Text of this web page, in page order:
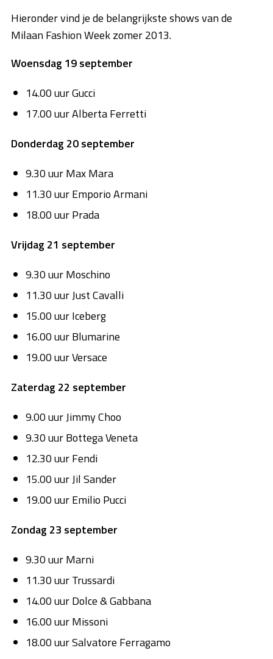
Hieronder vind je de belangrijkste shows van de
Milaan Fashion Week zomer 2013.
Woensdag 19 september
14.00 uur Gucci
17.00 uur Alberta Ferretti
Donderdag 20 september
9.30 uur Max Mara
11.30 uur Emporio Armani
18.00 uur Prada
Vrijdag 21 september
9.30 uur Moschino
11.30 uur Just Cavalli
15.00 uur Iceberg
16.00 uur Blumarine
19.00 uur Versace
Zaterdag 22 september
9.00 uur Jimmy Choo
9.30 uur Bottega Veneta
12.30 uur Fendi
15.00 uur Jil Sander
19.00 uur Emilio Pucci
Zondag 23 september
9.30 uur Marni
11.30 uur Trussardi
14.00 uur Dolce & Gabbana
16.00 uur Missoni
18.00 uur Salvatore Ferragamo